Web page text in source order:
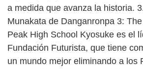
a medida que avanza la historia.
Munakata de Danganronpa 3:
Peak High School Kyosuke es el
Fundación Futurista, que tiene
un mundo mejor eliminando a los